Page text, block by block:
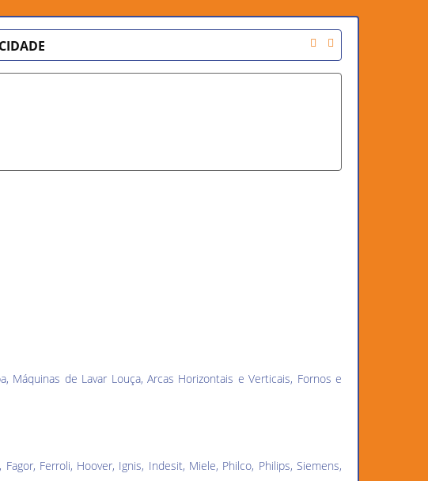
Máquinas de Lavar Louça, Arcas Horizontais e Verticais, Fornos e
Ferroli, Hoover, Ignis, Indesit, Miele, Philco, Philips, Siemens,